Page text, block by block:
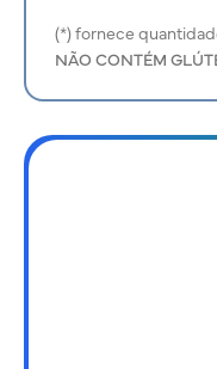
(*) fornece
NÃO CONTÉM